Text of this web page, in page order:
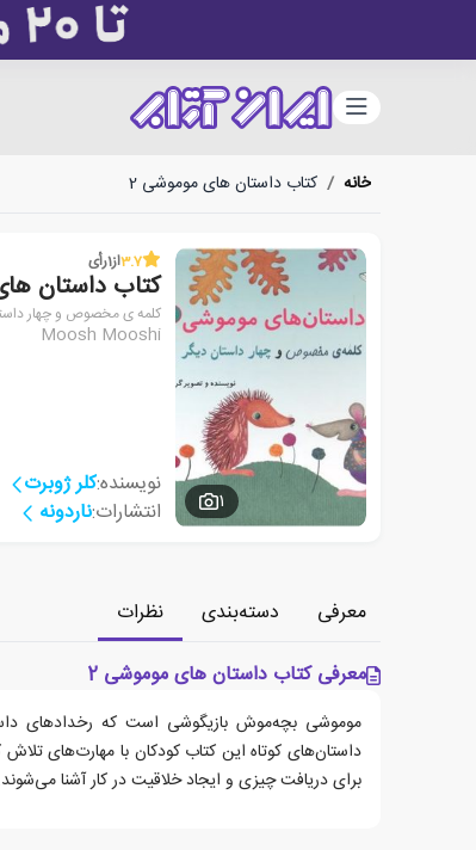
دسته‌بندی
خانه / کتاب داستان های موموشی‏‫ 2
1
3.7از1رأی
کتاب داستان
کلمه ی مخصوص و چهار
Moosh Mooshi
نویسنده:کلر ژوبرت
انتشارات:ناردونه
معرفی دسته‌بندی
نظرات
معرفی کتاب داستان های موموشی‏‫ 2
موموشی بچه‌موش بازیگوشی است که رخدادهای
داستان‌های کوتاه این کتاب کودکان با مهارت‌های تلاش
برای دریافت چیزی و ایجاد خلاقیت در کار آشنا